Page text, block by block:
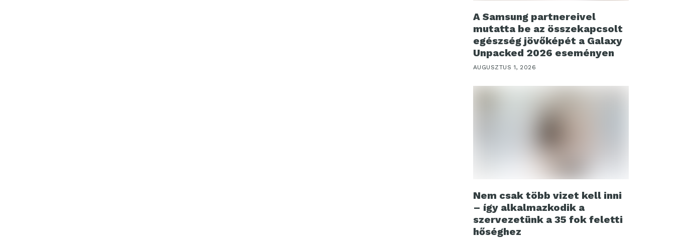
A Samsung partnereivel
mutatta be az összekapcsolt
egészség jövőképét a Galaxy
Unpacked 2026 eseményen
AUGUSZTUS 1, 2026
Nem csak több vizet kell inni
– így alkalmazkodik a
szervezetünk a 35 fok feletti
hőséghez